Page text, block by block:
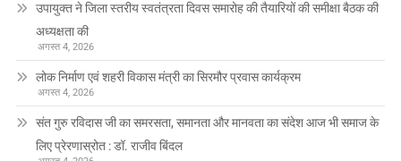
उपायुक्त ने जिला स्तरीय स्वतंत्रता दिवस समारोह की तैयारियों की समीक्षा बैठक की
अध्यक्षता की
अगस्त 4, 2026
लोक निर्माण एवं शहरी विकास मंत्री का सिरमौर प्रवास कार्यक्रम
अगस्त 4, 2026
संत गुरु रविदास जी का समरसता, समानता और मानवता का संदेश आज भी समाज के
लिए प्रेरणास्रोत : डॉ. राजीव बिंदल